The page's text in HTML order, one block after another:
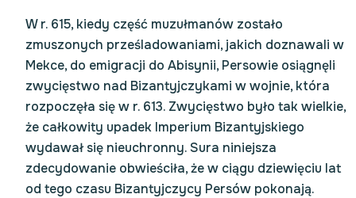
W r. 615, kiedy część muzułmanów zostało
zmuszonych prześladowaniami, jakich doznawali w
Mekce, do emigracji do Abisynii, Persowie osiągnęli
zwycięstwo nad Bizantyjczykami w wojnie, która
rozpoczęła się w r. 613. Zwycięstwo było tak wielkie,
że całkowity upadek Imperium Bizantyjskiego
wydawał się nieuchronny. Sura niniejsza
zdecydowanie obwieściła, że w ciągu dziewięciu lat
od tego czasu Bizantyjczycy Persów pokonają.